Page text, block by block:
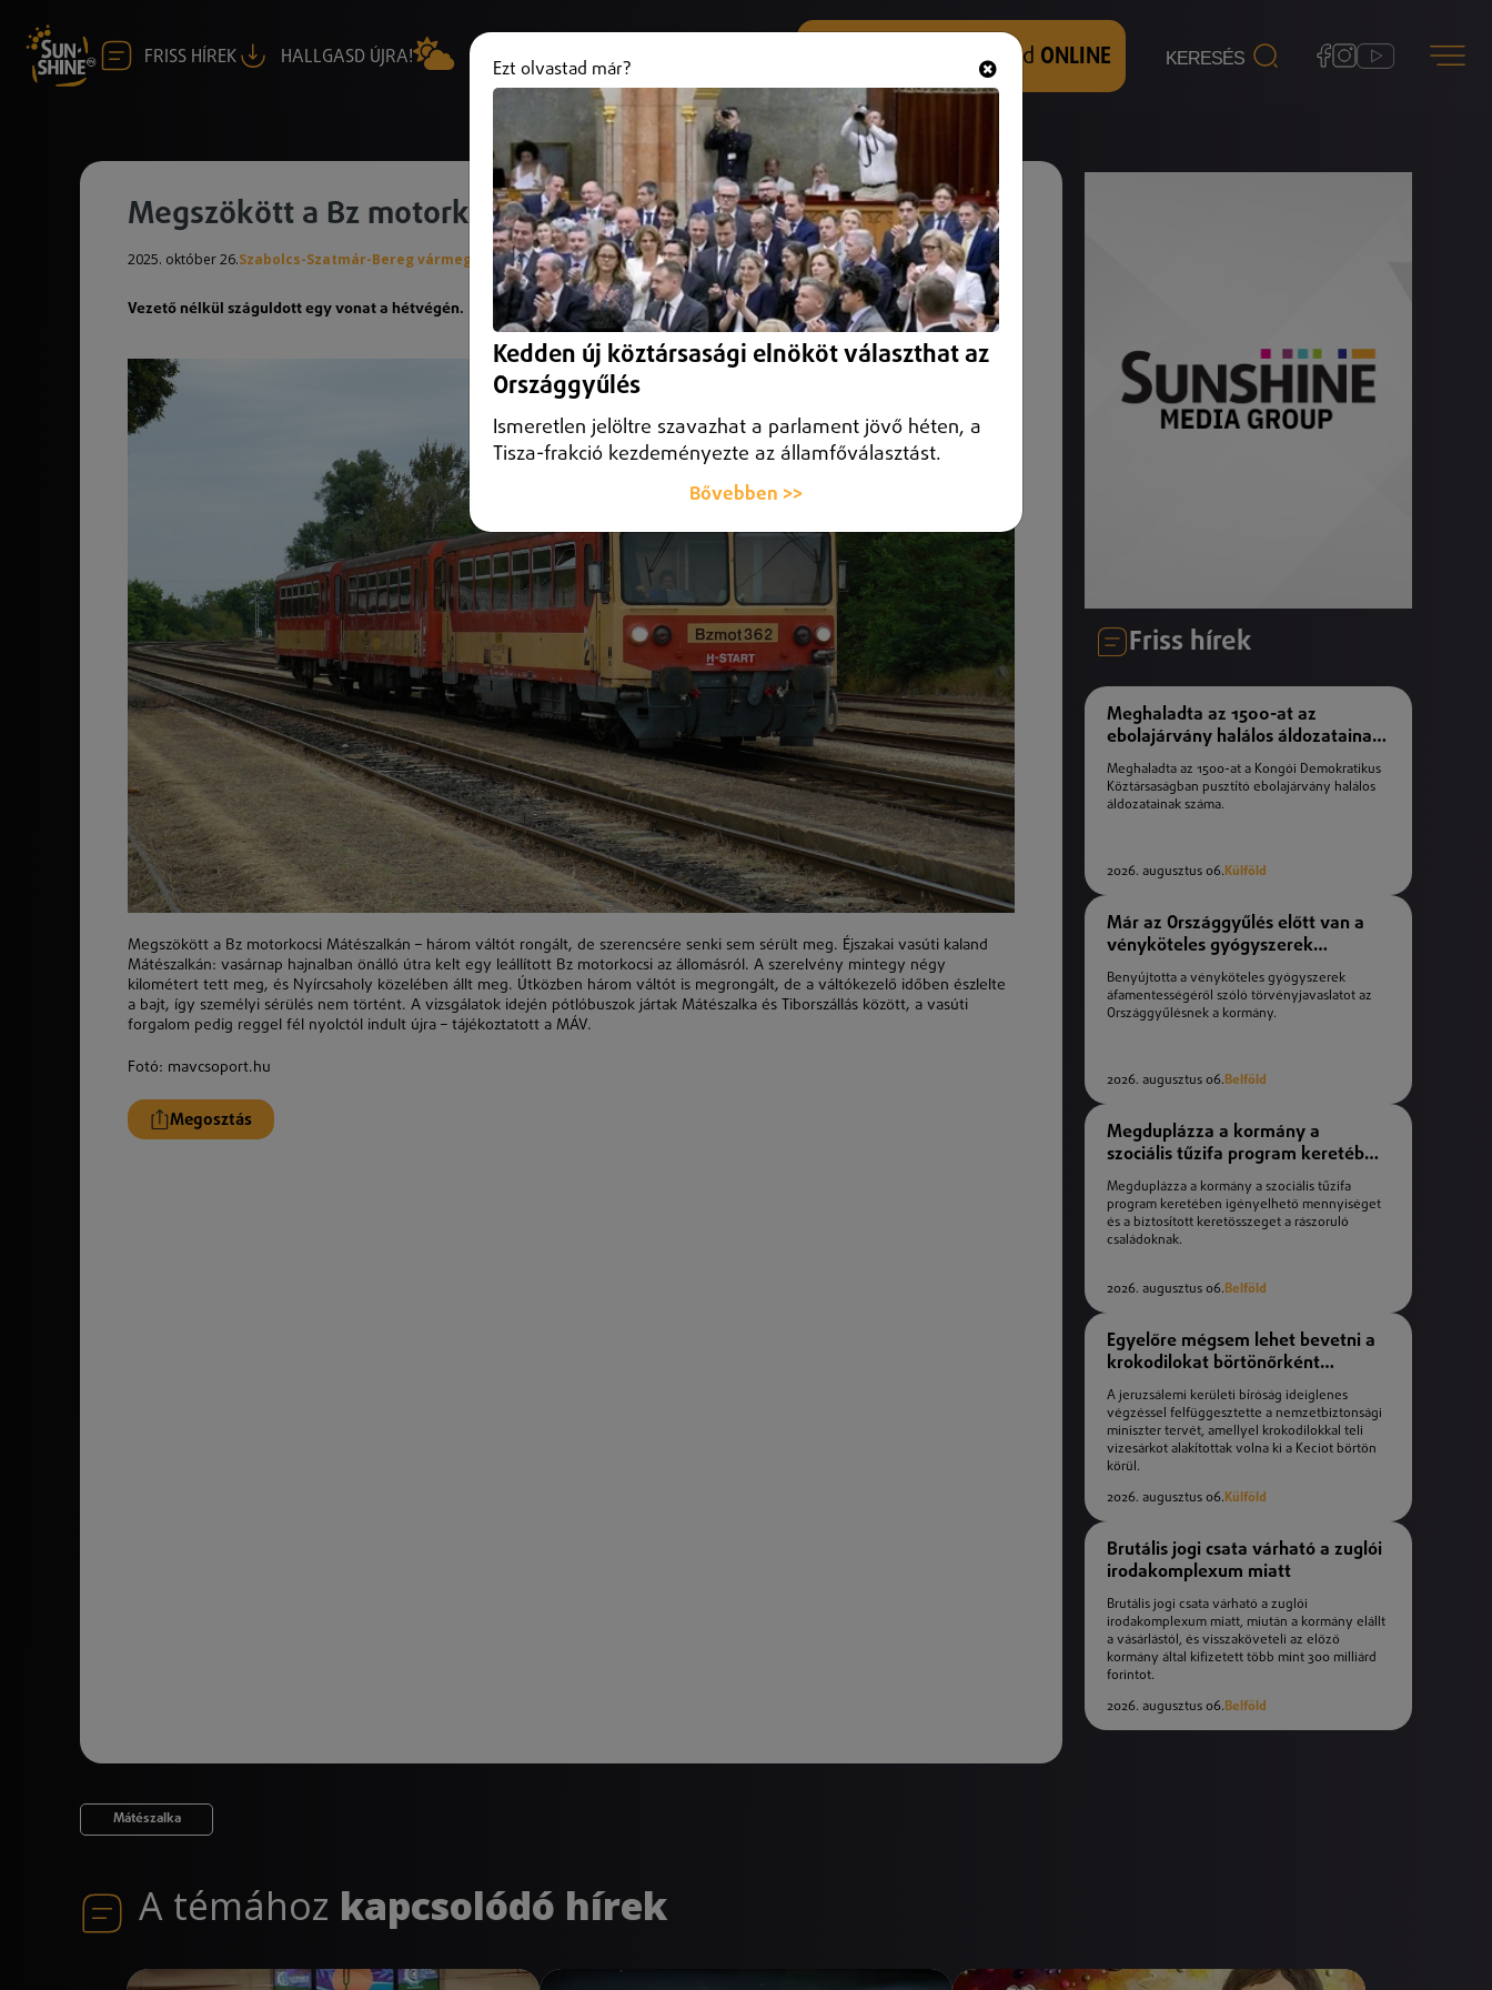
FRISS HÍREK HALLGASD ÚJRA! +36 (20) 316 3000 Hallgasd és nézd ONLINE
Megszökött a Bz motorkocsi Mátészalkán
2025. október 26.Szabolcs-Szatmár-Bereg vármegye
Vezető nélkül száguldott egy vonat a hétvégén.
Megszökött a Bz motorkocsi Mátészalkán – három váltót rongált, de szerencsére senki sem sérült meg. Éjszakai vasúti kaland
Mátészalkán: vasárnap hajnalban önálló útra kelt egy leállított Bz motorkocsi az állomásról. A szerelvény mintegy négy
kilométert tett meg, és Nyírcsaholy közelében állt meg. Útközben három váltót is megrongált, de a váltókezelő időben észlelte
a bajt, így személyi sérülés nem történt. A vizsgálatok idején pótlóbuszok jártak Mátészalka és Tiborszállás között, a vasúti
forgalom pedig reggel fél nyolctól indult újra – tájékoztatott a MÁV.
Fotó: mavcsoport.hu
Megosztás
Friss hírek
Meghaladta az 1500-at az
ebolajárvány halálos áldozatainak
száma
Meghaladta az 1500-at a Kongói Demokratikus
Köztársaságban pusztító ebolajárvány halálos
áldozatainak száma.
2026. augusztus 06. Külföld
Már az Országgyűlés előtt van a
vényköteles gyógyszerek
áfamentességéről szóló
törvényjavaslat
Benyújtotta a vényköteles gyógyszerek
áfamentességéről szóló törvényjavaslatot az
Országgyűlésnek a kormány.
2026. augusztus 06.Belföld
Megduplázza a kormány a
szociális tűzifa program keretében
igényelhető mennyiséget
Megduplázza a kormány a szociális tűzifa
program keretében igényelhető mennyiséget
és a biztosított keretösszeget a rászoruló
családoknak.
2026. augusztus 06.Belföld
Egyelőre mégsem lehet bevetni a
krokodilokat börtönőrként
Izraelben
A jeruzsálemi kerületi bíróság ideiglenes
végzéssel felfüggesztette a nemzetbiztonsági
miniszter tervét, amellyel krokodilokkal teli
vizesárkot alakítottak volna ki a Keciot börtön
körül.
2026. augusztus 06. Külföld
Brutális jogi csata várható a zuglói
irodakomplexum miatt
Brutális jogi csata várható a zuglói
irodakomplexum miatt, miután a kormány elállt
a vásárlástól, és visszaköveteli az előző
kormány által kifizetett több mint 300 milliárd
forintot.
2026. augusztus 06.Belföld
Mátészalka
A témához kapcsolódó hírek
Ezt olvastad már?
Kedden új köztársasági elnököt választhat az
Országgyűlés
Ismeretlen jelöltre szavazhat a parlament jövő héten, a
Tisza-frakció kezdeményezte az államfőválasztást.
Bővebben >>